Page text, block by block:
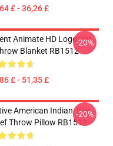
£ - 36,26 £
Animate HD Logo Ver.
Blanket RB1512
£ - 51,35 £
-20%
American Indian: War
Throw Pillow RB1512
-20%